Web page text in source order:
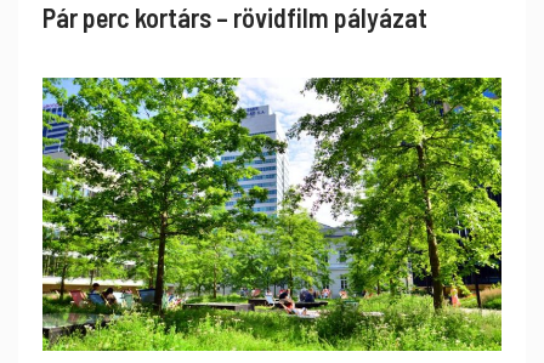
Pár perc kortárs – rövidfilm pályázat